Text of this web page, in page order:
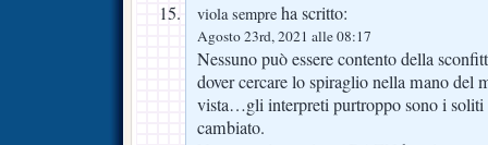
viola sempre ha scritto:
Agosto 23rd, 2021 alle 08:17
Nessuno può essere contento della
dover cercare lo spiraglio nella mano del
vista…gli interpreti purtroppo sono i soliti
cambiato.